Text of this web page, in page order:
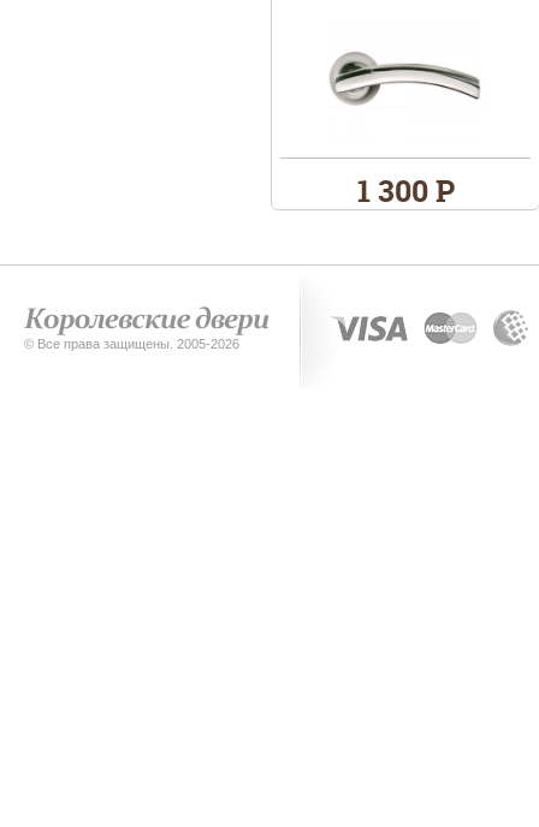
1 300 Р
© Все права защищены. 2005-2026